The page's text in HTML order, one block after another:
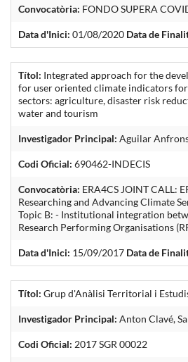
Convocatòria: FONDO SUPERA
Data d'Inici: 01/08/2020 Data de
Títol: Integrated approach for the
for user oriented climate indicators
sectors: agriculture, disaster risk
water and tourism
Investigador Principal: Aguilar
Codi Oficial: 690462-INDECIS
Convocatòria: ERA4CS JOINT CALL:
Researching and Advancing Climate
Topic B: - Institutional integration
Research Performing Organisations
Data d'Inici: 15/09/2017 Data de
Títol: Grup d'Anàlisi Territorial i
Investigador Principal: Anton Clavé,
Codi Oficial: 2017 SGR 00022